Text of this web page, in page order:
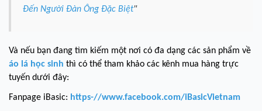
Đến Người Đàn Ông Đặc Biệt"
Và nếu bạn đang tìm kiếm một nơi có đa dạng các sản phẩm về
áo lá học sinh thì có thể tham khảo các kênh mua hàng trực
tuyến dưới đây:
Fanpage iBasic: https-//www.facebook.com/iBasicVietnam